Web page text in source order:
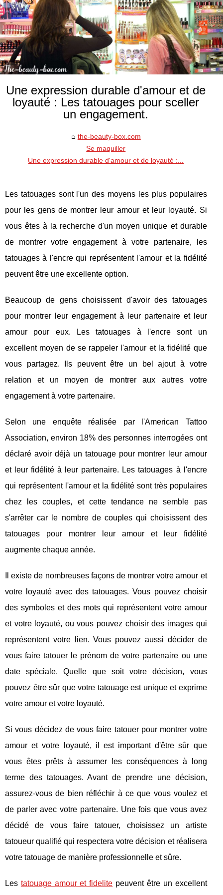
Une expression durable d'amour et de
loyauté : Les tatouages pour sceller
un engagement.
the-beauty-box.com
Se maquiller
Une expression durable d'amour et de loyauté :...
Les tatouages sont l'un des moyens les plus populaires
pour les gens de montrer leur amour et leur loyauté. Si
vous êtes à la recherche d'un moyen unique et durable
de montrer votre engagement à votre partenaire, les
tatouages à l'encre qui représentent l'amour et la fidélité
peuvent être une excellente option.
Beaucoup de gens choisissent d'avoir des tatouages
pour montrer leur engagement à leur partenaire et leur
amour pour eux. Les tatouages à l'encre sont un
excellent moyen de se rappeler l'amour et la fidélité que
vous partagez. Ils peuvent être un bel ajout à votre
relation et un moyen de montrer aux autres votre
engagement à votre partenaire.
Selon une enquête réalisée par l'American Tattoo
Association, environ 18% des personnes interrogées ont
déclaré avoir déjà un tatouage pour montrer leur amour
et leur fidélité à leur partenaire. Les tatouages à l'encre
qui représentent l'amour et la fidélité sont très populaires
chez les couples, et cette tendance ne semble pas
s'arrêter car le nombre de couples qui choisissent des
tatouages pour montrer leur amour et leur fidélité
augmente chaque année.
Il existe de nombreuses façons de montrer votre amour et
votre loyauté avec des tatouages. Vous pouvez choisir
des symboles et des mots qui représentent votre amour
et votre loyauté, ou vous pouvez choisir des images qui
représentent votre lien. Vous pouvez aussi décider de
vous faire tatouer le prénom de votre partenaire ou une
date spéciale. Quelle que soit votre décision, vous
pouvez être sûr que votre tatouage est unique et exprime
votre amour et votre loyauté.
Si vous décidez de vous faire tatouer pour montrer votre
amour et votre loyauté, il est important d'être sûr que
vous êtes prêts à assumer les conséquences à long
terme des tatouages. Avant de prendre une décision,
assurez-vous de bien réfléchir à ce que vous voulez et
de parler avec votre partenaire. Une fois que vous avez
décidé de vous faire tatouer, choisissez un artiste
tatoueur qualifié qui respectera votre décision et réalisera
votre tatouage de manière professionnelle et sûre.
Les tatouage amour et fidelite peuvent être un excellent